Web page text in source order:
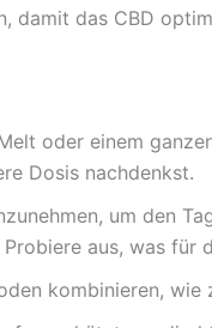
damit das CBD
oder einem
Dosis nachdenkst.
um den
aus, was für
kombinieren,